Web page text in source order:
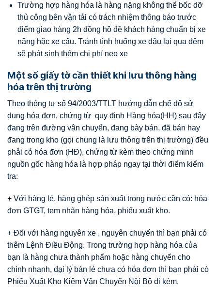
Trường hợp hàng hóa là hàng nặng không thể bốc dỡ
thủ công bên vận tải có trách nhiệm thông báo trước
điểm giao hàng 2h đồng hồ đề khách hàng chuẩn bị xe
nâng hặc xe cẩu. Tránh tình huống xe đậu lại qua đêm
sẽ phát sinh thêm chi phí neo xe
Một số giấy tờ cần thiết khi lưu thông hàng
hóa trên thị trường
Theo thông tư số 94/2003/TTLT hướng dẫn chế độ sử
dụng hóa đơn, chứng từ quy định Hàng hóa(HH) sau đây
đang trên đường vận chuyển, đang bày bán, đã bán hay
đang trong kho (gọi chung là lưu thông trên thị trường) đều
phải có hóa đơn (HĐ), chứng từ kèm theo chứng minh
nguồn gốc hàng hóa là hợp pháp ngay tại thời điểm kiểm
tra:
+ Với hàng lẻ, hàng ghép sản xuất trong nước cần có: hóa
đơn GTGT, tem nhãn hàng hóa, phiếu xuất kho.
+ Đối với hàng nguyên xe , nguyên chuyến thì bạn phải có
thêm Lệnh Điều Động. Trong trường hợp hàng hóa của
bạn là hàng chưa thành phẩm hoặc hàng chuyển cho
chính nhanh, đại lý bán lẻ chưa có hóa đơn thì bạn phải có
Phiếu Xuất Kho Kiêm Vận Chuyển Nội Bộ đi kèm.